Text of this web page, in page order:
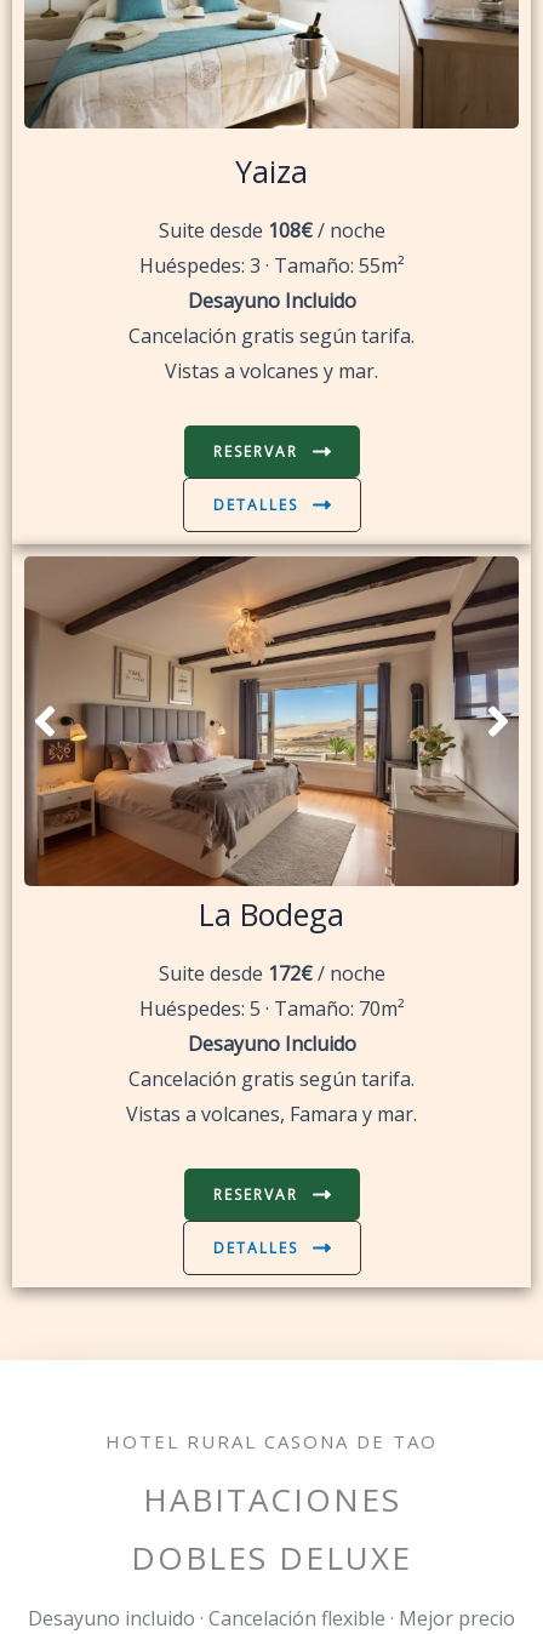
Yaiza
Suite desde 108€/ noche
Huéspedes: 3 · Tamaño: 55m²
Desayuno Incluido
Cancelación gratis según tarifa.
Vistas a volcanes y mar.
RESERVAR
DETALLES
La Bodega
Suite desde 172€/ noche
Huéspedes: 5 · Tamaño: 70m²
Desayuno Incluido
Cancelación gratis según tarifa.
Vistas a volcanes, Famara y mar.
RESERVAR
DETALLES
HOTEL RURAL CASONA DE TAO
HABITACIONES
DOBLES DELUXE
Desayuno incluido · Cancelación flexible · Mejor precio